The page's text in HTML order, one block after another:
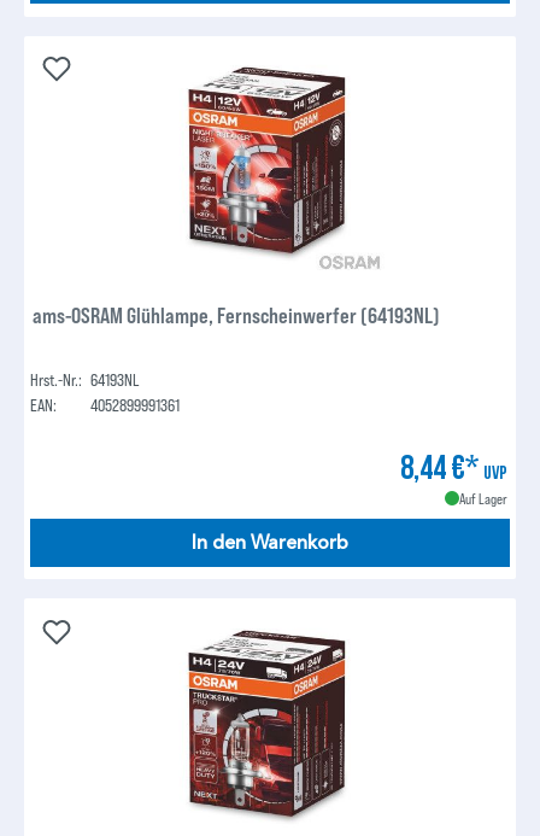
ams-OSRAM Glühlampe, Fernscheinwerfer (64193NL)
Hrst.-Nr.: 64193NL
EAN:
4052899991361
8,44 €* UVP
Auf Lager
In den Warenkorb